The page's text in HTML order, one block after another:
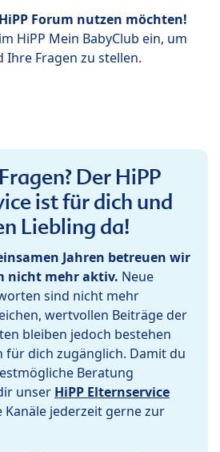
Forum nutzen möchten!
HiPP Mein BabyClub ein, um
Fragen zu stellen.
Der HiPP
ist für dich und
Liebling da!
Jahren betreuen wir
nicht mehr aktiv. Neue
sind nicht mehr
wertvollen Beiträge der
bleiben jedoch bestehen
für dich zugänglich. Damit du
Beratung
unser HiPP Elternservice
Kanäle jederzeit gerne zur